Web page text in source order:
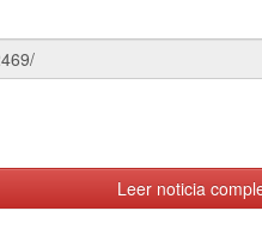
Leer noticia